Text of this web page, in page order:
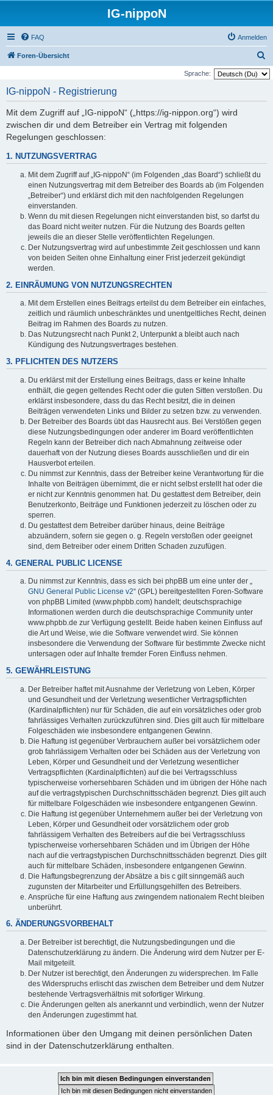
IG-nippoN
FAQ Anmelden
Foren-Übersicht
u
Sprache:
IG-nippoN - Registrierung
Mit dem Zugriff auf „IG-nippoN“ („https://ig-nippon.org“) wird
zwischen dir und dem Betreiber ein Vertrag mit folgenden
Regelungen geschlossen:
1. NUTZUNGSVERTRAG
Mit dem Zugriff auf „IG-nippoN“ (im Folgenden „das Board“) schließt du
einen Nutzungsvertrag mit dem Betreiber des Boards ab (im Folgenden
„Betreiber“) und erklärst dich mit den nachfolgenden Regelungen
einverstanden.
Wenn du mit diesen Regelungen nicht einverstanden bist, so darfst du
das Board nicht weiter nutzen. Für die Nutzung des Boards gelten
jeweils die an dieser Stelle veröffentlichten Regelungen.
Der Nutzungsvertrag wird auf unbestimmte Zeit geschlossen und kann
von beiden Seiten ohne Einhaltung einer Frist jederzeit gekündigt
werden.
2. EINRÄUMUNG VON NUTZUNGSRECHTEN
Mit dem Erstellen eines Beitrags erteilst du dem Betreiber ein einfaches,
zeitlich und räumlich unbeschränktes und unentgeltliches Recht, deinen
Beitrag im Rahmen des Boards zu nutzen.
Das Nutzungsrecht nach Punkt 2, Unterpunkt a bleibt auch nach
Kündigung des Nutzungsvertrages bestehen.
3. PFLICHTEN DES NUTZERS
Du erklärst mit der Erstellung eines Beitrags, dass er keine Inhalte
enthält, die gegen geltendes Recht oder die guten Sitten verstoßen. Du
erklärst insbesondere, dass du das Recht besitzt, die in deinen
Beiträgen verwendeten Links und Bilder zu setzen bzw. zu verwenden.
Der Betreiber des Boards übt das Hausrecht aus. Bei Verstößen gegen
diese Nutzungsbedingungen oder anderer im Board veröffentlichten
Regeln kann der Betreiber dich nach Abmahnung zeitweise oder
dauerhaft von der Nutzung dieses Boards ausschließen und dir ein
Hausverbot erteilen.
Du nimmst zur Kenntnis, dass der Betreiber keine Verantwortung für die
Inhalte von Beiträgen übernimmt, die er nicht selbst erstellt hat oder die
er nicht zur Kenntnis genommen hat. Du gestattest dem Betreiber, dein
Benutzerkonto, Beiträge und Funktionen jederzeit zu löschen oder zu
sperren.
Du gestattest dem Betreiber darüber hinaus, deine Beiträge
abzuändern, sofern sie gegen o. g. Regeln verstoßen oder geeignet
sind, dem Betreiber oder einem Dritten Schaden zuzufügen.
4. GENERAL PUBLIC LICENSE
Du nimmst zur Kenntnis, dass es sich bei phpBB um eine unter der „
GNU General Public License v2“ (GPL) bereitgestellten Foren-Software
von phpBB Limited (www.phpbb.com) handelt; deutschsprachige
Informationen werden durch die deutschsprachige Community unter
www.phpbb.de zur Verfügung gestellt. Beide haben keinen Einfluss auf
die Art und Weise, wie die Software verwendet wird. Sie können
insbesondere die Verwendung der Software für bestimmte Zwecke nicht
untersagen oder auf Inhalte fremder Foren Einfluss nehmen.
5. GEWÄHRLEISTUNG
Der Betreiber haftet mit Ausnahme der Verletzung von Leben, Körper
und Gesundheit und der Verletzung wesentlicher Vertragspflichten
(Kardinalpflichten) nur für Schäden, die auf ein vorsätzliches oder grob
fahrlässiges Verhalten zurückzuführen sind. Dies gilt auch für mittelbare
Folgeschäden wie insbesondere entgangenen Gewinn.
Die Haftung ist gegenüber Verbrauchern außer bei vorsätzlichem oder
grob fahrlässigem Verhalten oder bei Schäden aus der Verletzung von
Leben, Körper und Gesundheit und der Verletzung wesentlicher
Vertragspflichten (Kardinalpflichten) auf die bei Vertragsschluss
typischerweise vorhersehbaren Schäden und im übrigen der Höhe nach
auf die vertragstypischen Durchschnittsschäden begrenzt. Dies gilt auch
für mittelbare Folgeschäden wie insbesondere entgangenen Gewinn.
Die Haftung ist gegenüber Unternehmern außer bei der Verletzung von
Leben, Körper und Gesundheit oder vorsätzlichem oder grob
fahrlässigem Verhalten des Betreibers auf die bei Vertragsschluss
typischerweise vorhersehbaren Schäden und im Übrigen der Höhe
nach auf die vertragstypischen Durchschnittsschäden begrenzt. Dies gilt
auch für mittelbare Schäden, insbesondere entgangenen Gewinn.
Die Haftungsbegrenzung der Absätze a bis c gilt sinngemäß auch
zugunsten der Mitarbeiter und Erfüllungsgehilfen des Betreibers.
Ansprüche für eine Haftung aus zwingendem nationalem Recht bleiben
unberührt.
6. ÄNDERUNGSVORBEHALT
Der Betreiber ist berechtigt, die Nutzungsbedingungen und die
Datenschutzerklärung zu ändern. Die Änderung wird dem Nutzer per E-
Mail mitgeteilt.
Der Nutzer ist berechtigt, den Änderungen zu widersprechen. Im Falle
des Widerspruchs erlischt das zwischen dem Betreiber und dem Nutzer
bestehende Vertragsverhältnis mit sofortiger Wirkung.
Die Änderungen gelten als anerkannt und verbindlich, wenn der Nutzer
den Änderungen zugestimmt hat.
Informationen über den Umgang mit deinen persönlichen Daten
sind in der Datenschutzerklärung enthalten.